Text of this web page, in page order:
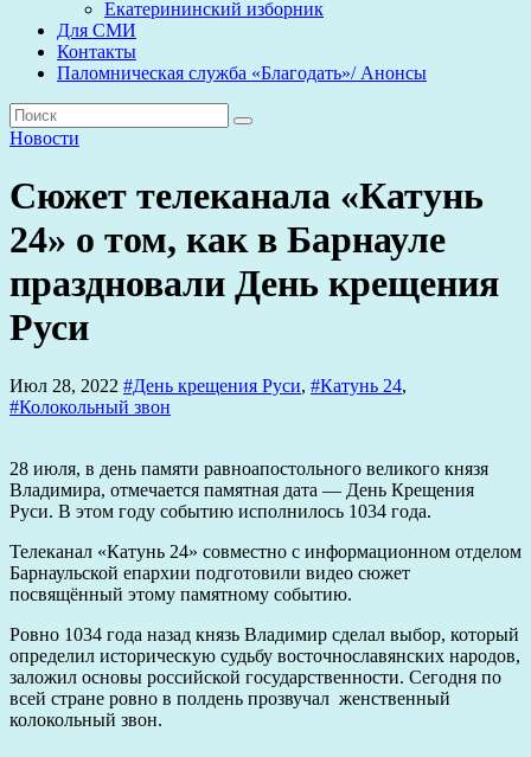
Екатерининский изборник
Для СМИ
Контакты
Паломническая служба «Благодать»/ Анонсы
Новости
Сюжет телеканала «Катунь
24» о том, как в Барнауле
праздновали День крещения
Руси
Июл 28, 2022 #День крещения Руси, #Катунь 24,
#Колокольный звон
28 июля, в день памяти равноапостольного великого князя
Владимира, отмечается памятная дата — День Крещения
Руси. В этом году событию исполнилось 1034 года.
Телеканал «Катунь 24» совместно с информационном отделом
Барнаульской епархии подготовили видео сюжет
посвящённый этому памятному событию.
Ровно 1034 года назад князь Владимир сделал выбор, который
определил историческую судьбу восточнославянских народов,
заложил основы российской государственности. Сегодня по
всей стране ровно в полдень прозвучал женственный
колокольный звон.